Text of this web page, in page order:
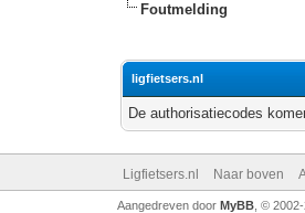
Foutmelding
ligfietsers.nl
De authorisatiecodes
Ligfietsers.nl Naar boven
Aangedreven door MyBB, ©